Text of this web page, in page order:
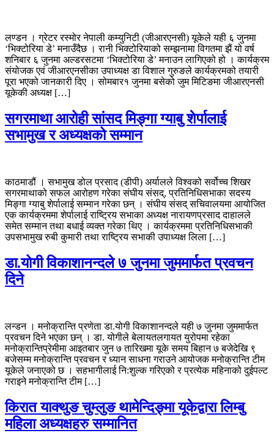
लण्डन । ग्रेटर रस्मोर नेपाली कम्युनिटी (जीआरएनसी) यूकेले यही ६ जुनमा
‘भिक्टोरिया डे’ मनाउँदैछ । रानी भिक्टोरियाको सम्झनामा विगतमा झैं यो वर्ष
शनिबार ६ जुनमा अल्डरसटमा ‘भिक्टोरिया डे’ मनाउन लागिएको हो । कार्यक्रम
संयोजक एवं जीआरएनसीका उपाध्यक्ष डा विशाल गुरुङले कार्यक्रमको तयारी
पूरा भएको जानकारी दिए । सोमबार१ जुनमा बसेको जुम मिटिङमा जीआरएनसी
यूकेकी अध्यक्ष […]
सगरमाथा आरोही सांसद मिङ्गा ग्याबु शेर्पालाई
सभामुख र अध्यक्षको सम्मान
काठमाडौं । सभामुख डोल प्रसाद (डीपी) अर्यालले विश्वको सर्वोच्च शिखर
सगरमाथाको सफल आरोहण गरेका संघीय संसद्, प्रतिनिधिसभाका सदस्य
मिङ्गा ग्याबु शेर्पालाई सम्मान गरेका छन् । संघीय संसद् सचिवालयमा आयोजित
एक कार्यक्रममा शेर्पालाई राष्ट्रिय सभाका अध्यक्ष नारायणप्रसाद दाहालले
समेत सम्मान तथा बधाई व्यक्त गरेका थिए । कार्यक्रममा प्रतिनिधिसभाकी
उपसभामुख रुबी कुमारी तथा राष्ट्रिय सभाकी उपाध्यक्ष लिला […]
डा.योगी विकाशानन्दले ७ जुनमा जुममार्फत प्रवचन
दिने
लन्डन । मनोक्रान्ति प्रणेता डा.योगी विकाशानन्दले यही ७ जुनमा जुममार्फत
प्रवचन दिने भएका छन् । डा. योगीले बेलायतलगायत युरोपमा रहेका
मनोक्रान्तिप्रेमीमा आइतबार जुन ७ तारिखमा यूके समय बिहान ७ बजेदेखि ९
बजेसम्म मनोक्रान्ति प्रवचन र ध्यान साधना गराउने आयोजक मनोक्रान्ति टीम
यूकेले जनाएको छ । सहभागीलाई नि:शुल्क गरिएको र प्रत्येक महिनाको दुईपल्ट
गराइने मनोक्रान्ति टीम […]
किरात याक्थुङ चुम्लुङ थामेन्दिङ्मा यूकेद्वारा लिम्बु
महिला अध्यक्षहरु सम्मानित